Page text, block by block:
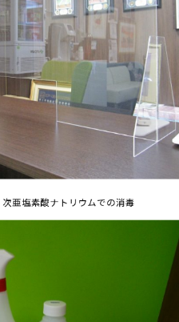
亜塩素酸ナトリウムでの消毒